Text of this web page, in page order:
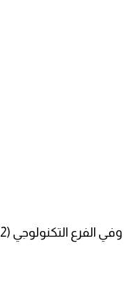
وفي الفرع التكنولوجي (812 )، بنسبة نجاح (80.42 ) %.